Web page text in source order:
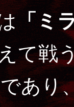
「ミ
て戦
あり